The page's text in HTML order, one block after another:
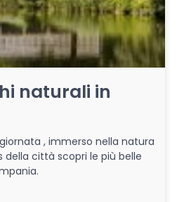
naturali in
, immerso nella natura
della città scopri le più belle